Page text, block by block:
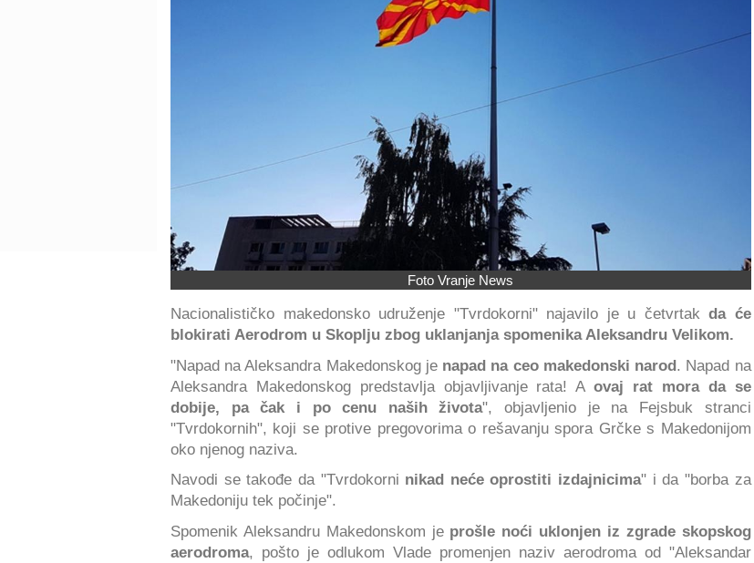
Foto Vranje News
Nacionalističko makedonsko udruženje "Tvrdokorni" najavilo je u četvrtakda će
blokirati Aerodrom u Skoplju zbog uklanjanja spomenika Aleksandru Velikom.
"Napad na Aleksandra Makedonskog je napad na ceo makedonski narod. Napad na
Aleksandra Makedonskog predstavlja objavljivanje rata! Aovaj rat mora da se
dobije, pa čak i po cenu naših života", objavljenio je na Fejsbuk stranci
"Tvrdokornih", koji se protive pregovorima o rešavanju spora Grčke s Makedonijom
oko njenog naziva.
Navodi se takođe da "Tvrdokorni nikad neće oprostiti izdajnicima" i da "borba za
Makedoniju tek počinje".
Spomenik Aleksandru Makedonskom je prošle noći uklonjen iz zgrade skopskog
aerodroma, pošto je odlukom Vlade promenjen naziv aerodroma od "Aleksandar